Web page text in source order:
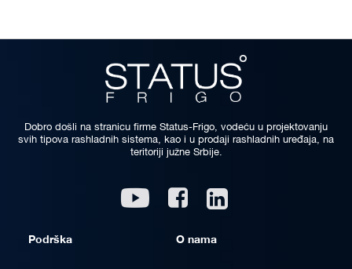
Dobro došli na stranicu firme Status-Frigo, vodeću u projektovanju
svih tipova rashladnih sistema, kao i u prodaji rashladnih uređaja, na
teritoriji južne Srbije.
Youtube Facebook
Podrška O nama